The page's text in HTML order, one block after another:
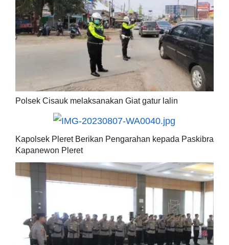
Polsek Cisauk melaksanakan Giat gatur lalin
Kapolsek Pleret Berikan Pengarahan kepada Paskibra
Kapanewon Pleret